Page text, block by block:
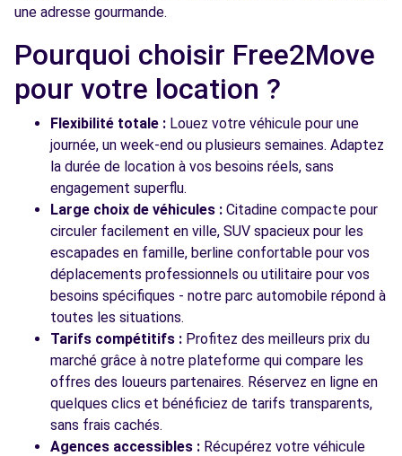
une adresse gourmande.
Pourquoi choisir Free2Move
pour votre location ?
Flexibilité totale : Louez votre véhicule pour une
journée, un week-end ou plusieurs semaines. Adaptez
la durée de location à vos besoins réels, sans
engagement superflu.
Large choix de véhicules : Citadine compacte pour
circuler facilement en ville, SUV spacieux pour les
escapades en famille, berline confortable pour vos
déplacements professionnels ou utilitaire pour vos
besoins spécifiques - notre parc automobile répond à
toutes les situations.
Tarifs compétitifs : Profitez des meilleurs prix du
marché grâce à notre plateforme qui compare les
offres des loueurs partenaires. Réservez en ligne en
quelques clics et bénéficiez de tarifs transparents,
sans frais cachés.
Agences accessibles : Récupérez votre véhicule